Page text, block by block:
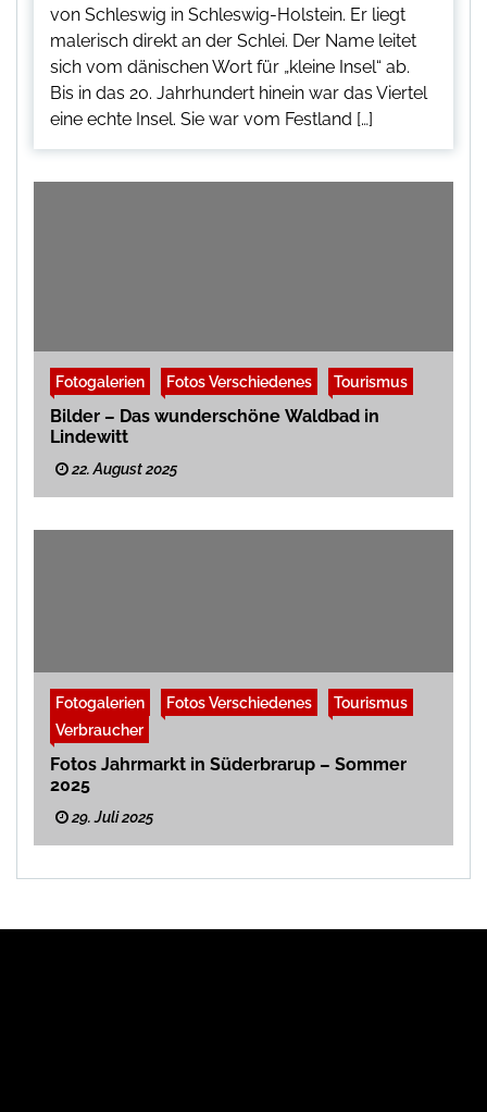
von Schleswig in Schleswig-Holstein. Er liegt
malerisch direkt an der Schlei. Der Name leitet
sich vom dänischen Wort für „kleine Insel“ ab.
Bis in das 20. Jahrhundert hinein war das Viertel
eine echte Insel. Sie war vom Festland […]
Fotogalerien Fotos Verschiedenes Tourismus
Bilder – Das wunderschöne Waldbad in
Lindewitt
22. August 2025
Fotogalerien Fotos Verschiedenes
Tourismus
Verbraucher
Fotos Jahrmarkt in Süderbrarup – Sommer
2025
29. Juli 2025